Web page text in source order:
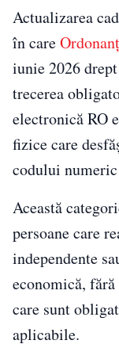
Actualizarea
în care
iunie 2026
trecerea
electronică RO
fizice care
codului
Această
persoane care
independente
economică,
care sunt
aplicabile.